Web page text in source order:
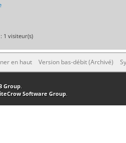
1 visiteur(s)
en haut Version bas-débit (Archivé)
Group.
Software Group.